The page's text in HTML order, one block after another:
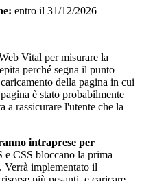
entro il 31/12/2026
Vital per misurare la
perché segna il punto
della pagina in cui
è stato probabilmente
a rassicurare l'utente che la
intraprese per
e CSS bloccano la prima
Verrà implementato il